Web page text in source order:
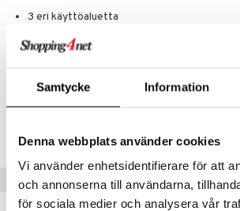
Samtycke Information
Denna webbplats använder cookies
Vi använder enhetsidentifierare för att
och annonserna till användarna,
för sociala medier och analysera vår
3 eri käyttöaluetta
Kestää konepesun
Tuotenumero
Suositut tuotteet
& Koukut
tekstiilit
& Tyynyliinat